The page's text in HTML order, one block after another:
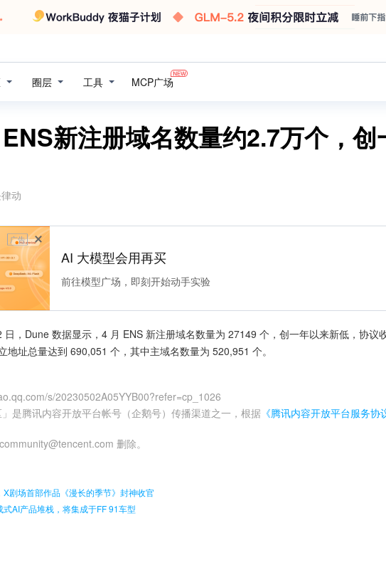
圈层 工具 MCP广场
新注册域名数量约2.7万个，创
动
广告
AI 大模型会用再买
前往模型广场，即刻开始动手实验
日，Dune 数据显示，4 月 ENS 新注册域名数量为 27149 个，创一年以来新低，协议
地址总量达到 690,051 个，其中主域名数量为 520,951 个。
s/20230502A05YYB00?refer=cp_1026
是腾讯内容开放平台帐号（企鹅号）传播渠道之一，根据 《腾讯内容开放平台服务协
删除。
X剧场首部作品《漫长的季节》封神收官
AI产品堆栈，将集成于FF 91车型